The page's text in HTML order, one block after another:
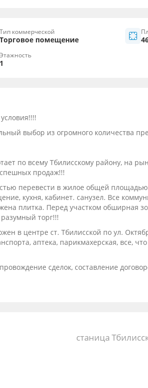
Тип коммерческой
Торговое помещение
Этажность
1
выбор из огромного количества
по всему Тбилисскому району, на
продаж!!!
перевести в жилое общей
кухня, кабинет. санузел. Все
плитка. Перед участком обширная
торг!!!
в центре ст. Тбилисской по ул.
аптека, парикмахерская, все,
сделок, составление
станица